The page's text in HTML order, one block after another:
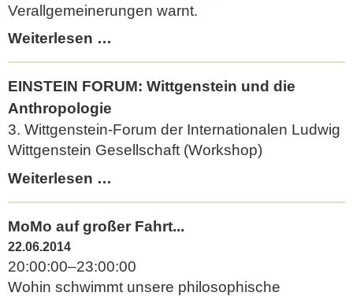
Verallgemeinerungen warnt.
Weiterlesen …
als
Kampfkunst
für
den
EINSTEIN FORUM: Wittgenstein und die
Anthropologie
3. Wittgenstein-Forum der Internationalen Ludwig
Wittgenstein Gesellschaft (Workshop)
Weiterlesen …
FORUM:
Wittgenstein
die
Anthropologie
MoMo auf großer Fahrt...
22.06.2014
20:00:00–23:00:00
Wohin schwimmt unsere philosophische